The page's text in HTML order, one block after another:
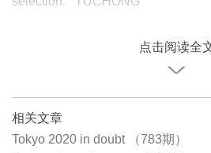
点击阅读全
相关文章
Tokyo 2020 in doubt （783期）